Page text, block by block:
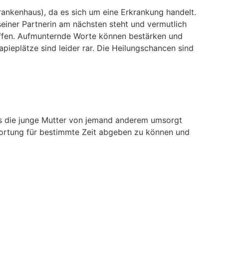
da es sich um eine Erkrankung handelt.
Partnerin am nächsten steht und vermutlich
Aufmunternde Worte können bestärken und
sind leider rar. Die Heilungschancen sind
junge Mutter von jemand anderem umsorgt
für bestimmte Zeit abgeben zu können und